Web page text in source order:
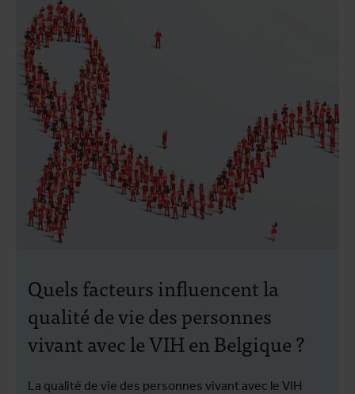
Quels facteurs influencent la
qualité de vie des personnes
vivant avec le VIH en Belgique ?
La qualité de vie des personnes vivant avec le VIH